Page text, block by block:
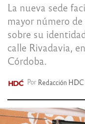
La nueva sede
mayor número
sobre su
calle Rivadavia,
Córdoba.
Por Redacción HDC